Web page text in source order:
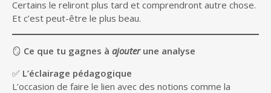
Certains le reliront plus tard et comprendront autre chose.
Et c’est peut-être le plus beau.
🪞 Ce que tu gagnes à ajouterune analyse
✅ L’éclairage pédagogique
L’occasion de faire le lien avec des notions comme la